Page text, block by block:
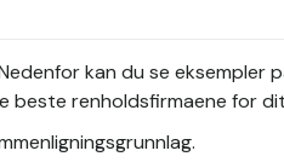
kan du se eksempler
beste renholdsfirmaene for